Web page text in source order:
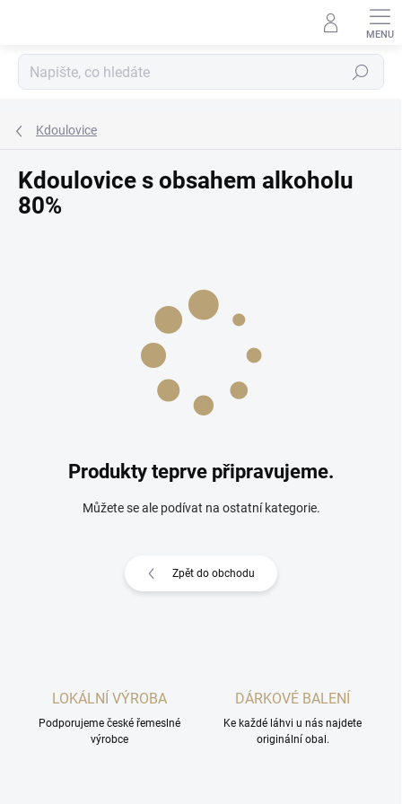
Hledat
Kdoulovice
Kdoulovice s obsahem alkoholu
80%
Produkty teprve připravujeme.
Můžete se ale podívat na ostatní kategorie.
Zpět do obchodu
LOKÁLNÍ VÝROBA
Podporujeme české řemeslné
výrobce
DÁRKOVÉ BALENÍ
Ke každé láhvi u nás najdete
originální obal.